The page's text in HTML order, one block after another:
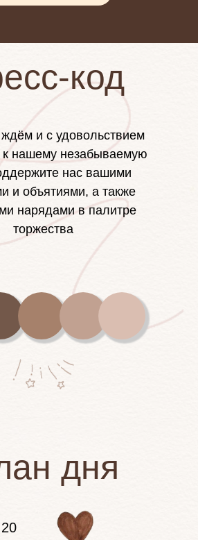
и с удовольствием
к нашему незабываемую
нас вашими
и объятиями, а также
нарядами в палитре
торжества
код
дня